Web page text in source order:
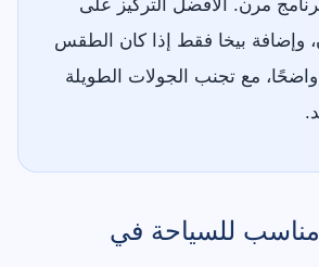
مرن. الأفضل التركيز على
وإضافة بيخا فقط إذا كان الطقس
مع تجنب الجولات الطويلة
للسياحة في